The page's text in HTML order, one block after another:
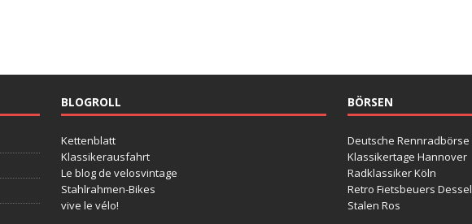
BLOGROLL
Kettenblatt
Klassikerausfahrt
Le blog de velosvintage
Stahlrahmen-Bikes
vive le vélo!
BÖRSEN
Deutsche Rennradbörse
Klassikertage Hannover
Radklassiker Köln
Retro Fietsbeuers Dessel
Stalen Ros